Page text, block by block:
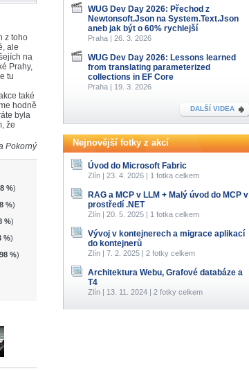
z toho
ale
na
Prahy,
tu
také
hodně
byla
že
Pokorný
%)
%)
%)
%)
98 %)
WUG Dev Day 2026: Přechod z
Newtonsoft.Json na System.Text.Json
aneb jak být o 60% rychlejší
Praha | 26. 3. 2026
WUG Dev Day 2026: Lessons learned
from translating parameterized
collections in EF Core
Praha | 19. 3. 2026
DALŠÍ VIDEA
Nejnovější fotky z akcí
Úvod do Microsoft Fabric
Zlín | 23. 4. 2026 | 1 fotka celkem
RAG a MCP v LLM + Malý úvod do MCP v
prostředí .NET
Zlín | 20. 5. 2025 | 1 fotka celkem
Vývoj v kontejnerech a migrace aplikací
do kontejnerů
Zlín | 7. 2. 2025 | 2 fotky celkem
Architektura Webu, Grafové databáze a
T4
Zlín | 13. 11. 2024 | 2 fotky celkem